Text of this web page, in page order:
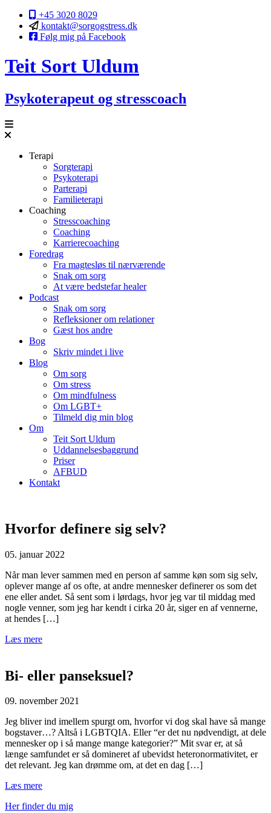
+45 3020 8029
kontakt@sorgogstress.dk
Følg mig på Facebook
Teit Sort Uldum
Psykoterapeut og stresscoach
Terapi
Sorgterapi
Psykoterapi
Parterapi
Familieterapi
Coaching
Stresscoaching
Coaching
Karrierecoaching
Foredrag
Fra magtesløs til nærværende
Snak om sorg
At være bedstefar healer
Podcast
Snak om sorg
Refleksioner om relationer
Gæst hos andre
Bog
Skriv mindet i live
Blog
Om sorg
Om stress
Om mindfulness
Om LGBT+
Tilmeld dig min blog
Om
Teit Sort Uldum
Uddannelsesbaggrund
Priser
AFBUD
Kontakt
Hvorfor definere sig selv?
05. januar 2022
Når man lever sammen med en person af samme køn som sig selv,
oplever mange af os ofte, at andre mennesker definerer os som det
ene eller andet. Så sent som i lørdags, hvor jeg var til middag med
nogle venner, som jeg har kendt i cirka 20 år, siger en af vennerne,
at hendes […]
Læs mere
Bi- eller panseksuel?
09. november 2021
Jeg bliver ind imellem spurgt om, hvorfor vi dog skal have så mange
bogstaver…? Altså i LGBTQIA. Eller “er det nu nødvendigt, at dele
mennesker op i så mange mange kategorier?” Mit svar er, at så
længe samfundet er så domineret af ubevidst heteronormativitet, er
det relevant. Jeg kan drømme om, at det en dag […]
Læs mere
Her finder du mig